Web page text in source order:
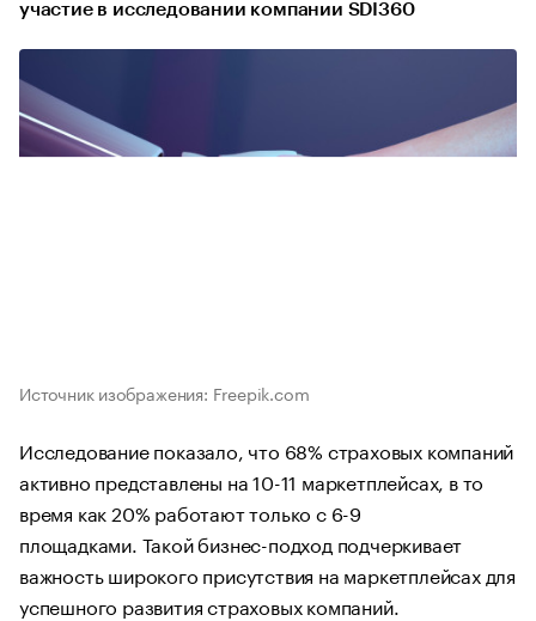
участие в исследовании компании SDI360
Источник изображения: Freepik.com
Исследование показало, что 68% страховых компаний
активно представлены на 10-11 маркетплейсах, в то
время как 20% работают только с 6-9
площадками. Такой бизнес-подход подчеркивает
важность широкого присутствия на маркетплейсах для
успешного развития страховых компаний.